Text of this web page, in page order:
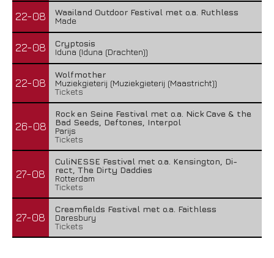
22-08
Waailand Outdoor Festival met o.a. Ruthless
Made
22-08
Cryptosis
Iduna (Iduna (Drachten))
22-08
Wolfmother
Muziekgieterij (Muziekgieterij (Maastricht))
Tickets
26-08
Rock en Seine Festival met o.a. Nick Cave & the
Bad Seeds, Deftones, Interpol
Parijs
Tickets
27-08
CuliNESSE Festival met o.a. Kensington, Di-
rect, The Dirty Daddies
Rotterdam
Tickets
27-08
Creamfields Festival met o.a. Faithless
Daresbury
Tickets